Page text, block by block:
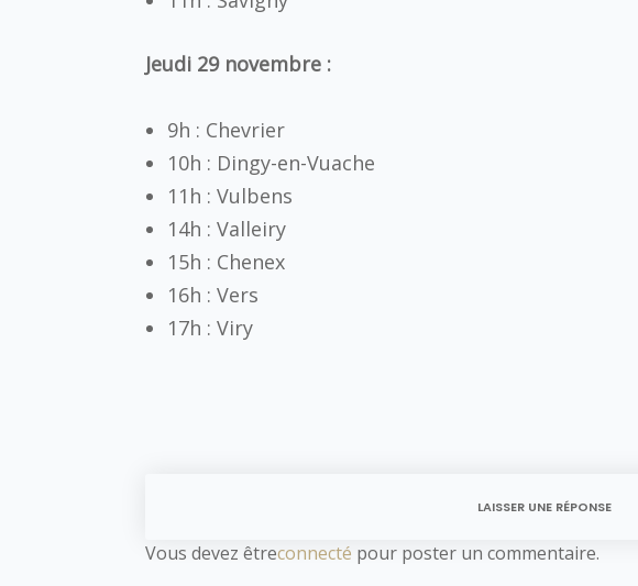
Jeudi 29 novembre :
9h : Chevrier
10h : Dingy-en-Vuache
11h : Vulbens
14h : Valleiry
15h : Chenex
16h : Vers
17h : Viry
LAISSER UNE RÉPONSE
Vous devez êtreconnecté pour poster un commentaire.